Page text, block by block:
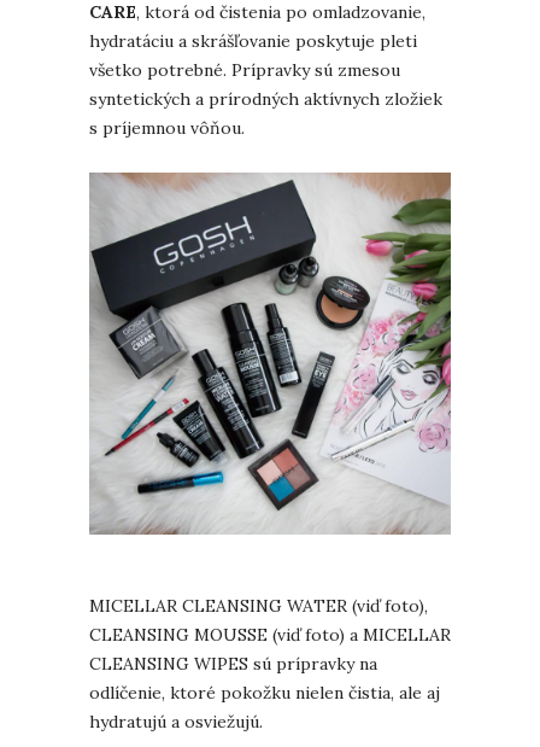
CARE, ktorá od čistenia po omladzovanie,
hydratáciu a skrášľovanie poskytuje pleti
všetko potrebné. Prípravky sú zmesou
syntetických a prírodných aktívnych zložiek
s príjemnou vôňou.
MICELLAR CLEANSING WATER (viď foto),
CLEANSING MOUSSE (viď foto) a MICELLAR
CLEANSING WIPES sú prípravky na
odlíčenie, ktoré pokožku nielen čistia, ale aj
hydratujú a osviežujú.